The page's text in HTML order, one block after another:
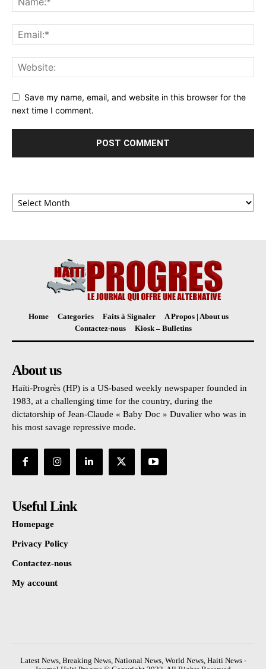
Save my name, email, and website in this browser for the
next time I comment.
Archives
Home Categories Faits à Signaler
A Propos | About us
Contactez-nous
Kiosk – Bulletins
About us
Haïti-Progrès (HP) is a US-based weekly newspaper founded in
1983, at a challenging time for the country, during the
dictatorship of Jean-Claude « Baby Doc » Duvalier who was in
his most savage repressive mode.
Useful Link
Homepage
Privacy Policy
Contactez-nous
My account
Latest News, Breaking News, National News, World News, Haiti News -